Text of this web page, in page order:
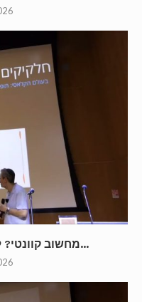
מחשוב קוונטי? להיות או לא להיות – זאת...